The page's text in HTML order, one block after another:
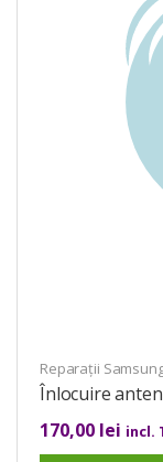
Reparații
Înlocuire
170,00 lei incl.